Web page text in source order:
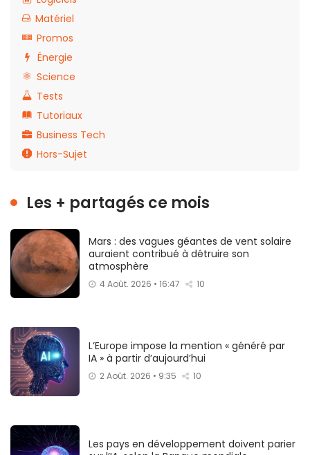
Matériel
Promos
Énergie
Science
Tests
Tutoriaux
Business Tech
Hors-Sujet
Les + partagés ce mois
Mars : des vagues géantes de vent solaire
auraient contribué à détruire son
atmosphère
4 Août. 2026 • 16:47 10
L’Europe impose la mention « généré par
IA » à partir d’aujourd’hui
2 Août. 2026 • 9:35 10
Les pays en développement doivent parier